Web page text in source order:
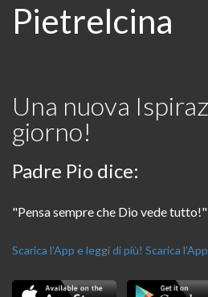
Pietrelcina
Una nuova
giorno!
Padre Pio dice:
"Pensa sempre che Dio vede tutto!"
Scarica l'App e leggi di più! Scarica